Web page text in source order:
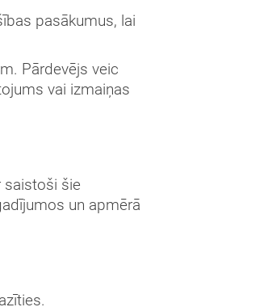
pasākumus, lai
Pārdevējs veic
vai izmaiņas
saistoši šie
un apmērā